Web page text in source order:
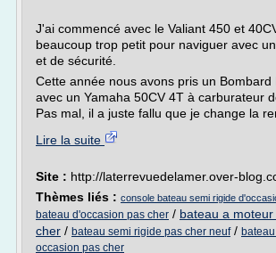
J'ai commencé avec le Valiant 450 et
beaucoup trop petit pour naviguer avec
et de sécurité.
Cette année nous avons pris un Bombard
avec un Yamaha 50CV 4T à carburateur
Pas mal, il a juste fallu que je change la
Lire la suite
Site : http://laterrevuedelamer.over-
Thèmes liés : console bateau semi rigide
bateau d'occasion pas cher / bateau a
cher / bateau semi rigide pas cher neuf/
occasion pas cher